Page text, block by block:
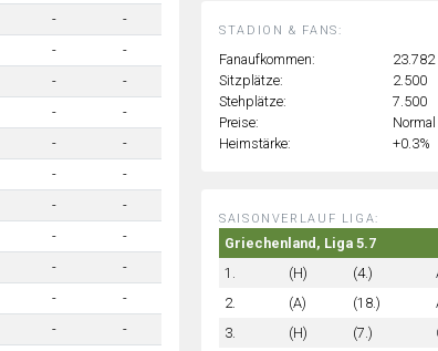
-
-
-
-
-
-
-
-
-
-
-
-
-
-
-
-
-
-
-
-
-
-
STADION & FANS:
Fanaufkommen:
23.782
Sitzplätze:
2.500
Stehplätze:
7.500
Preise:
Normal
Heimstärke:
+0.3%
SAISONVERLAUF LIGA:
Griechenland, Liga 5.7
1.
(H) (4.)
2.
(A) (18.)
3.
(H) (7.)